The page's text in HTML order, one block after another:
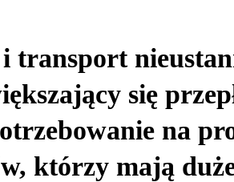
transport
się
na
którzy mają